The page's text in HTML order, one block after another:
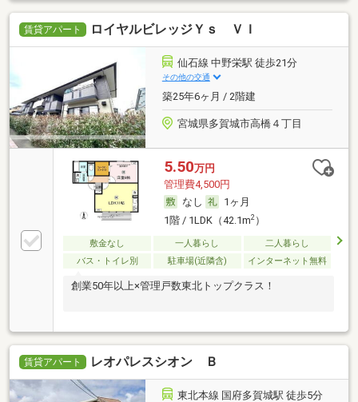
賃貸アパート ロイヤルビレッジＹｓ ＶＩ
仙石線 中野栄駅 徒歩21分
その他の交通
築25年6ヶ月 / 2階建
宮城県多賀城市高橋４丁目
5.50万円
管理費4,500円
なし
1ヶ月
1階 / 1LDK（42.1m2）
敷金なし 一人暮らし
二人暮らし
バス・トイレ別
駐車場(近隣含) インターネット無料
創業50年以上×管理戸数東北トップクラス！
賃貸アパート レオパレスシオン Ｂ
東北本線 国府多賀城駅 徒歩5分